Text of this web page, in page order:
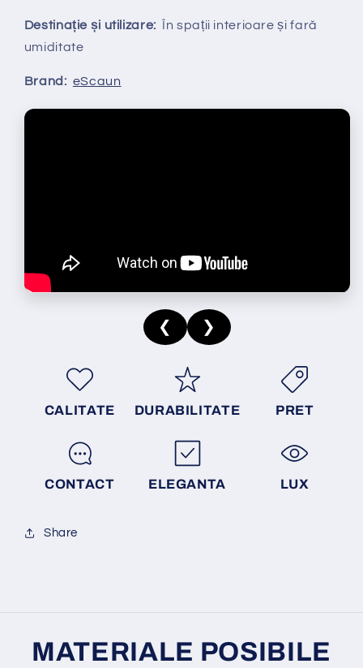
Destinație și utilizare: În spații interioare și fară
umiditate
Brand: eScaun
❮ ❯
CALITATE DURABILITATE PRET
CONTACT ELEGANTA LUX
Share
MATERIALE POSIBILE